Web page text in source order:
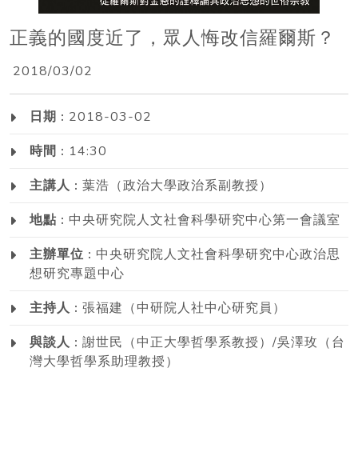
正義的國度近了，眾人悔改信羅爾斯？
2018/03/02
日期 : 2018-03-02
時間 : 14:30
主講人 : 葉浩（政治大學政治系副教授）
地點 : 中央研究院人文社會科學研究中心第一會議室
主辦單位 : 中央研究院人文社會科學研究中心政治思
想研究專題中心
主持人 : 張福建（中研院人社中心研究員）
與談人 : 謝世民（中正大學哲學系教授）/吳澤玫（台
灣大學哲學系助理教授）